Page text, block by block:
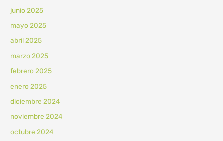
junio 2025
mayo 2025
abril 2025
marzo 2025
febrero 2025
enero 2025
diciembre 2024
noviembre 2024
octubre 2024